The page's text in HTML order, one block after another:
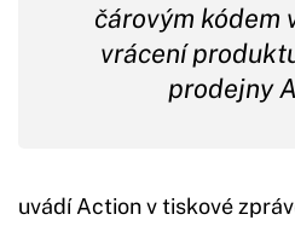
čárovým kódem
vrácení
prodejny
uvádí Action v tiskové